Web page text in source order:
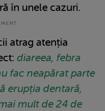
în unele cazuri.
atrag atenția
diareea, febra
fac neapărat parte
erupția dentară,
mult de 24 de